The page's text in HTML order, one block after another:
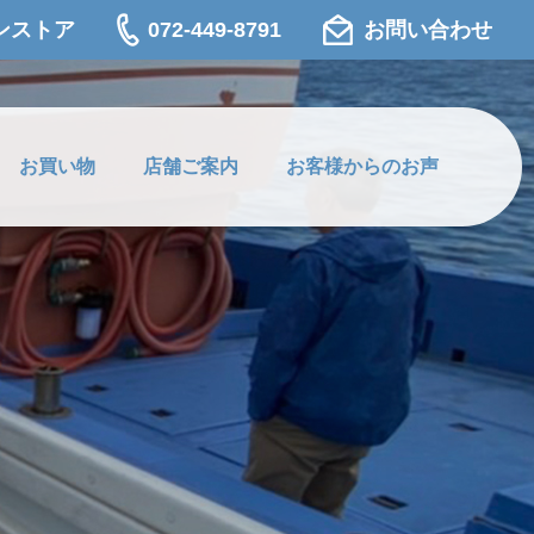
ストア 072-449-8791 お問い合わせ
お買い物 店舗ご案内 お客様からのお声